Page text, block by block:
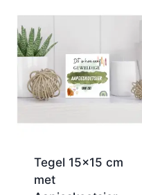
Tegel 15×15 cm
met